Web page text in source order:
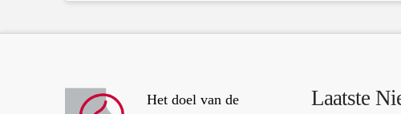
Het doel van de
Laatste